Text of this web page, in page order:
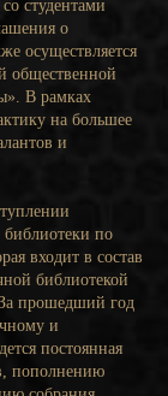
студентами
о
осуществляется
общественной
В рамках
на большее
и
библиотеки по
входит в состав
библиотекой
прошедший год
и
постоянная
пополнению